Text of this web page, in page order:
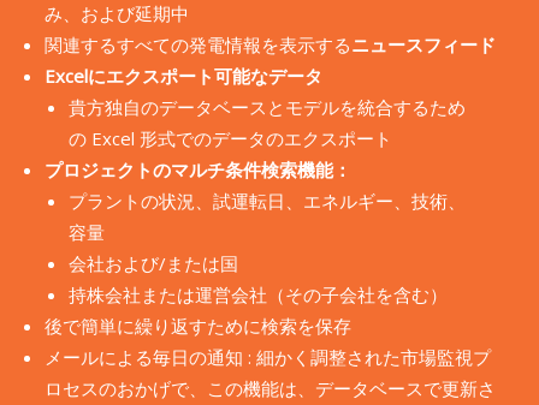
み、および延期中
関連するすべての発電情報を表示するニュースフィード
Excelにエクスポート可能なデータ
貴方独自のデータベースとモデルを統合するため
の Excel 形式でのデータのエクスポート
プロジェクトのマルチ条件検索機能：
プラントの状況、試運転日、エネルギー、技術、
容量
会社および/または国
持株会社または運営会社（その子会社を含む）
後で簡単に繰り返すために検索を保存
メールによる毎日の通知 : 細かく調整された市場監視プ
ロセスのおかげで、この機能は、データベースで更新さ